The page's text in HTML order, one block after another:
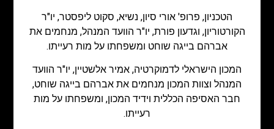
הטכניון, פרופ' אורי סיון, נשיא, סקוט ליפסטר, יו"ר
הקורטוריון, וגדעון פורת, יו"ר הוועד המנהל, מנחמים את
אברהם בייגה שוחט ומשפחתו על מות רעייתו.
המכון הישראלי לדמוקרטיה, אמיר אלשטיין, יו"ר הוועד
המנהל וצוות המכון מנחמים את אברהם בייגה שוחט,
חבר האסיפה הכללית וידיד המכון, ומשפחתו על מות
רעייתו.